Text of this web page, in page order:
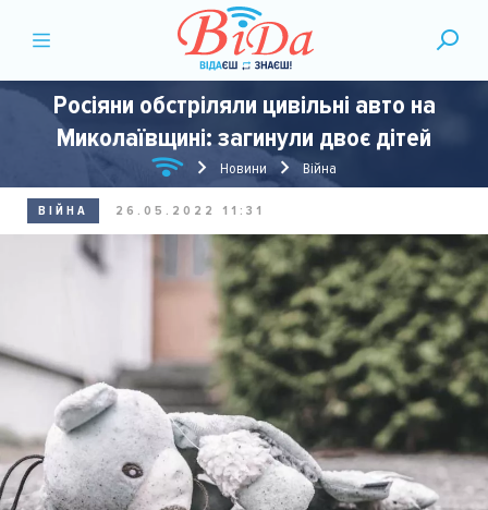
Росіяни обстріляли цивільні авто на
Миколаївщині: загинули двоє дітей
Новини Війна
ВІЙНА 26.05.2022 11:31